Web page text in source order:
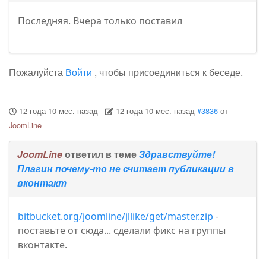
Последняя. Вчера только поставил
Пожалуйста Войти , чтобы присоединиться к беседе.
12 года 10 мес. назад- 12 года 10 мес. назад #3836 от
JoomLine
JoomLineответил в темеЗдравствуйте!
Плагин почему-то не считает публикации в
вконтакт
bitbucket.org/joomline/jllike/get/master.zip -
поставьте от сюда... сделали фикс на группы
вконтакте.